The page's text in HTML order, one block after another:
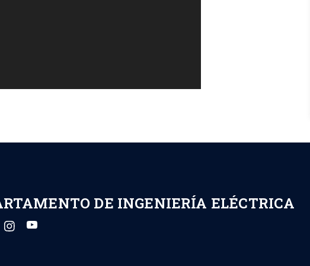
DE INGENIERÍA ELÉCTRICA